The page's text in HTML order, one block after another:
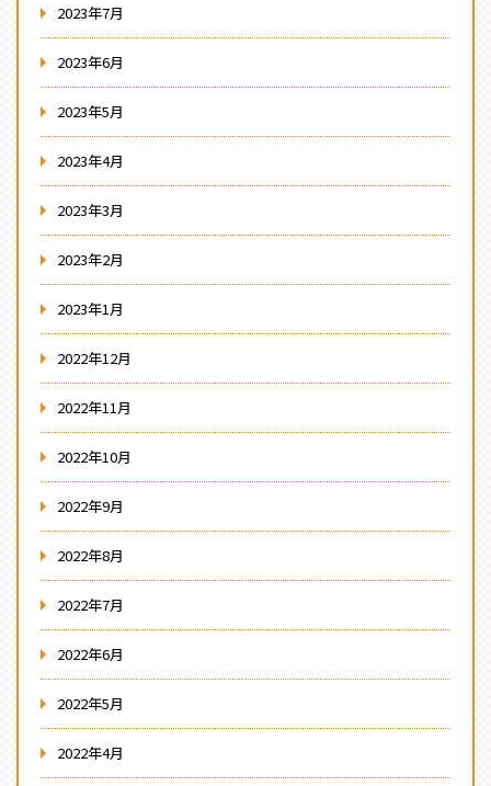
2023年7月
2023年6月
2023年5月
2023年4月
2023年3月
2023年2月
2023年1月
2022年12月
2022年11月
2022年10月
2022年9月
2022年8月
2022年7月
2022年6月
2022年5月
2022年4月